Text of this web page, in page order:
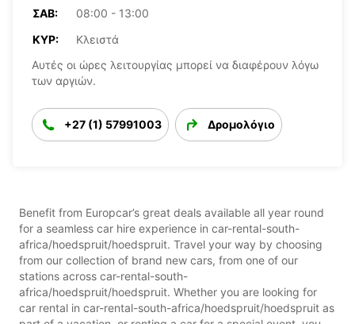
ΣΆΒ:
08:00 - 13:00
ΚΥΡ:
Κλειστά
Αυτές οι ώρες λειτουργίας μπορεί να διαφέρουν λόγω
των αργιών.
+27 (1) 57991003 Δρομολόγιο
Benefit from Europcar’s great deals available all year round
for a seamless car hire experience in car-rental-south-
africa/hoedspruit/hoedspruit. Travel your way by choosing
from our collection of brand new cars, from one of our
stations across car-rental-south-
africa/hoedspruit/hoedspruit. Whether you are looking for
car rental in car-rental-south-africa/hoedspruit/hoedspruit as